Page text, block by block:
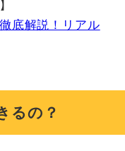
底解説！リアル
るの？